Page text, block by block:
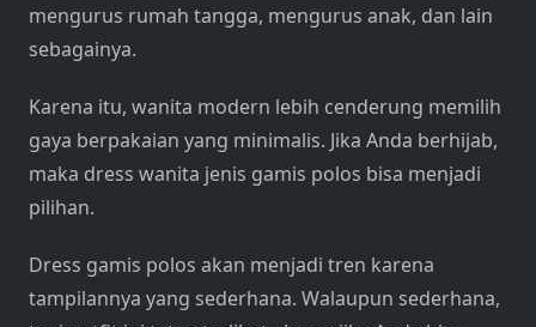
mengurus rumah tangga, mengurus anak, dan lain
sebagainya.
Karena itu, wanita modern lebih cenderung memilih
gaya berpakaian yang minimalis. Jika Anda berhijab,
maka dress wanita jenis gamis polos bisa menjadi
pilihan.
Dress gamis polos akan menjadi tren karena
tampilannya yang sederhana. Walaupun sederhana,